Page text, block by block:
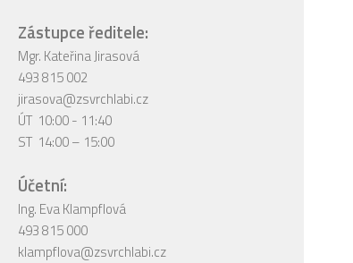
Zástupce ředitele:
Mgr. Kateřina Jirasová
493 815 002
jirasova@zsvrchlabi.cz
ÚT 10:00 - 11:40
ST 14:00 – 15:00
Účetní:
Ing. Eva Klampflová
493 815 000
klampflova@zsvrchlabi.cz